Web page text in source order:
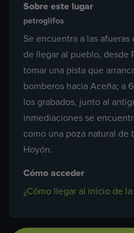
Sobre este lugar
petroglifos
Se encuentra a las
de llegar al pueblo, desde
tomar una pista que
bomberos hacia Aceña; a
los grabados, junto al
inmediaciones se
como una poza natural de
Hoyón.
Cómo acceder
¿Cómo llegar al inicio de la